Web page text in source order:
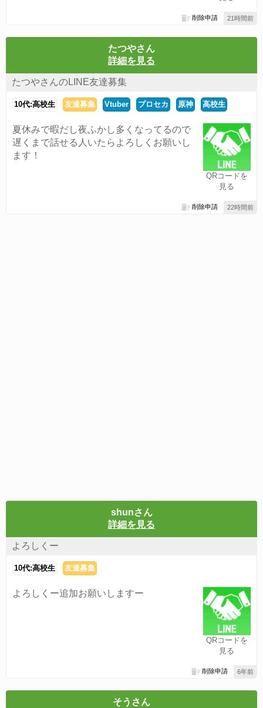
21時間前
削除申請
たつやさん
詳細を見る
たつやさんのLINE友達募集
10代:高校生 友達募集 Vtuber プロセカ 原神 高校生
QRコードを
見る
夏休みで暇だし夜ふかし多くなってるので
遅くまで話せる人いたらよろしくお願いし
ます！
22時間前
削除申請
shunさん
詳細を見る
よろしくー
10代:高校生 友達募集
QRコードを
見る
よろしくー追加お願いしますー
6年前
削除申請
そうさん